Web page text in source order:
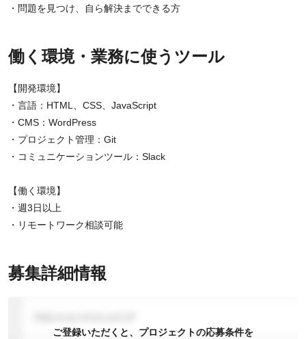
・問題を見つけ、自ら解決までできる方
働く環境・業務に使うツール
【開発環境】
・言語：HTML、CSS、JavaScript
・CMS：WordPress
・プロジェクト管理：Git
・コミュニケーションツール：Slack
【働く環境】
・週3日以上
・リモートワーク相談可能
募集詳細情報
ご登録いただくと、プロジェクトの応募条件を